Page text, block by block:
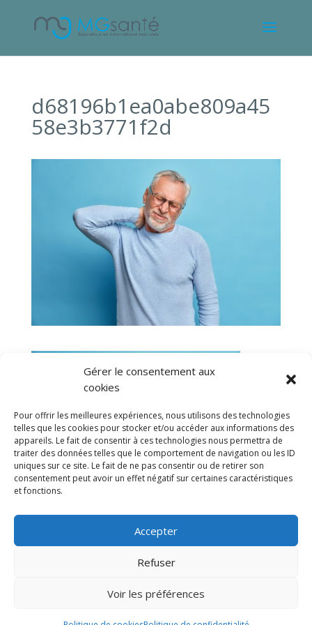
Gérer le consentement aux
cookies
Pour offrir les meilleures expériences, nous utilisons des technologies
telles que les cookies pour stocker et/ou accéder aux informations des
appareils. Le fait de consentir à ces technologies nous permettra de
traiter des données telles que le comportement de navigation ou les ID
uniques sur ce site. Le fait de ne pas consentir ou de retirer son
consentement peut avoir un effet négatif sur certaines caractéristiques
et fonctions.
Accepter
Refuser
Voir les préférences
d68196b1ea0abe809a45
58e3b3771f2d
mentions légales
Politique de confidentialité